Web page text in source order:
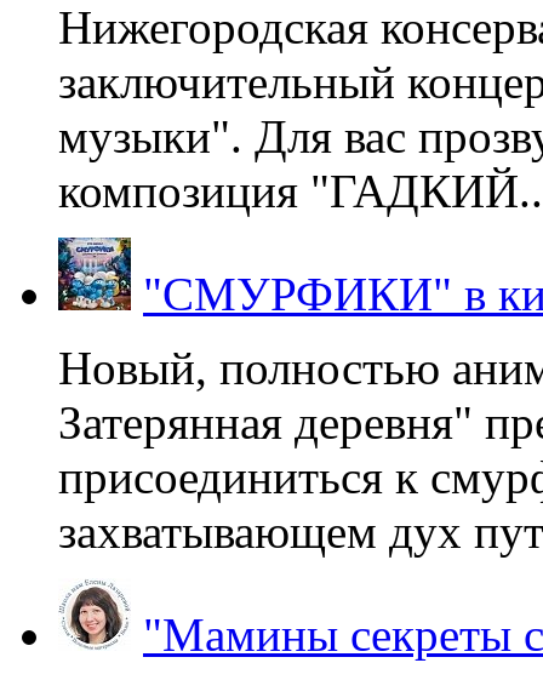
Нижегородская
заключительный
музыки". Для вас
композиция
"СМУРФИКИ" в
Новый, полностью
Затерянная деревня"
присоединиться к
захватывающем дух
"Мамины секреты